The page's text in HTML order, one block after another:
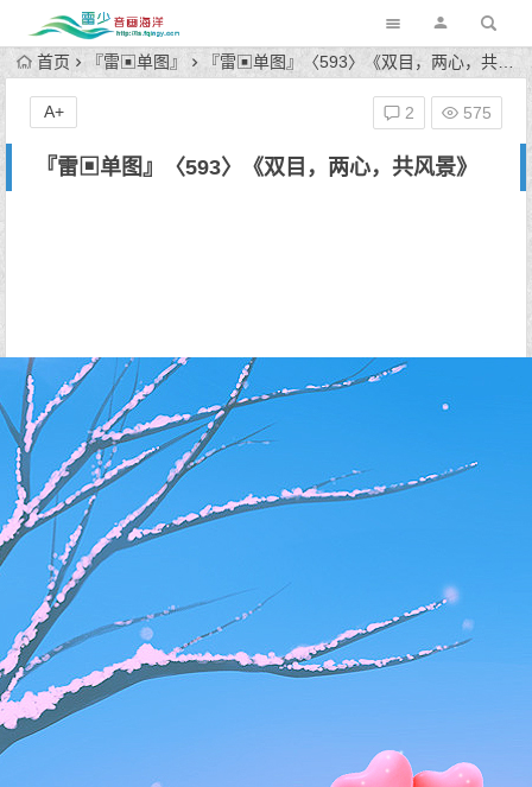
首页 『雷▣单图』 『雷▣单图』〈593〉《双目，两心，共风景》
『雷▣单图』〈593〉《双目，两心，共风景》
2 575
A+